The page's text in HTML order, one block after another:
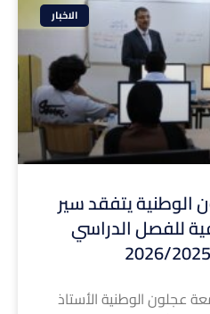
الاخبار
يتفقد سير
للفصل الدراسي
عجلون الوطنية الأستاذ